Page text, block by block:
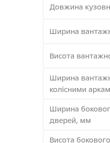
Довжина
Ширина
Висота
Ширина
колісними
Ширина
дверей, мм
Висота